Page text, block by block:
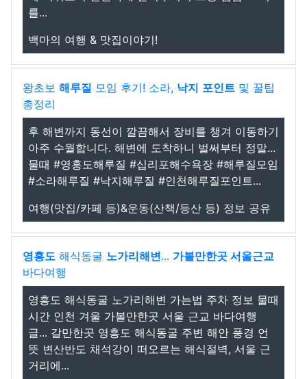
를...
백마의 여행 & 맛집이야기!
왕초보 해루질 모임 후기! 소라, 낙지 포인트 및 꿀팁
총정리
후 해변까지 동선이 깔끔해서 장비를 챙겨 이동하기
아주 수월합니다. 해변에 도착하니 벌써부터 정말...
물때 #영흥도해루질 #십리포해수욕장 #해루질모임
#소라해루질 #낙지해루질 #인천해루질포인트...
여행(맛집/카페 등)&운동(산책/등산 등) 정보 공유
영흥도 해식동굴 노가리해변... 가볼만한곳 서울근교
바다여행
영흥도 해식동굴 노가리해변 가는법 주차 정보 물때
시간 인천 겨울 가볼만한곳 서울 근교 바다여행
글... 갈만한곳 영흥도 해식동굴 주변 해안 풍경 언
뜻 변산반도 채석강이 떠오르는 해식절벽, 서울 근
거리에...